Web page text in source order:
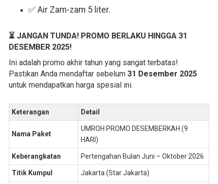
✅ Air Zam-zam 5 liter.
⏳ JANGAN TUNDA! PROMO BERLAKU HINGGA 31
DESEMBER 2025!
Ini adalah promo akhir tahun yang sangat terbatas!
Pastikan Anda mendaftar sebelum 31 Desember 2025
untuk mendapatkan harga spesial ini.
Keterangan Detail
Nama Paket
UMROH PROMO DESEMBERKAH (9
HARI)
Keberangkatan Pertengahan Bulan Juni – Oktober 2026
Titik Kumpul Jakarta (Star Jakarta)